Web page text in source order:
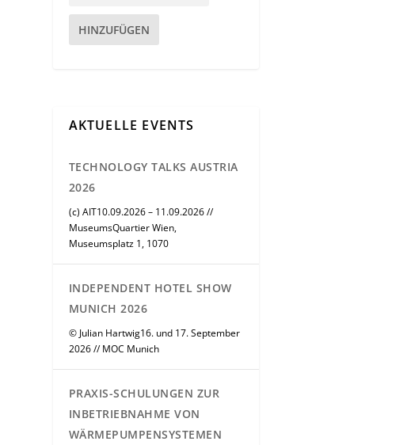
HINZUFÜGEN
AKTUELLE EVENTS
TECHNOLOGY TALKS AUSTRIA
2026
(c) AIT10.09.2026 – 11.09.2026 //
MuseumsQuartier Wien,
Museumsplatz 1, 1070
INDEPENDENT HOTEL SHOW
MUNICH 2026
© Julian Hartwig16. und 17. September
2026 // MOC Munich
PRAXIS-SCHULUNGEN ZUR
INBETRIEBNAHME VON
WÄRMEPUMPENSYSTEMEN